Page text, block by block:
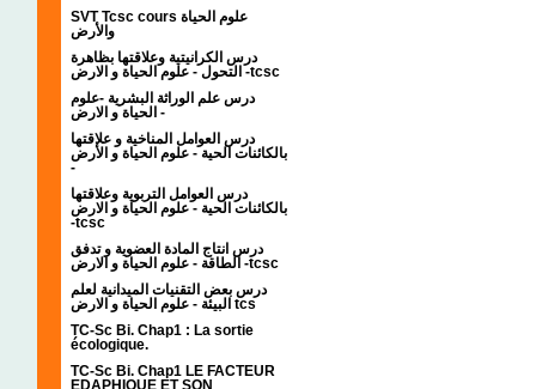
SVT Tcsc cours علوم الحياة
والأرض
درس الكرانيتية وعلاقتها بظاهرة
التحول - علوم الحياة و الارض -tcsc
درس علم الوراثة البشرية -علوم
الحياة و الارض -
درس العوامل المناخية و علاقتها
بالكائنات الحية - علوم الحياة و الأرض
-
درس العوامل التربوية وعلاقتها
بالكائنات الحية - علوم الحياة و الارض
-tcsc
درس انتاج المادة العضوية و تدفق
الطاقة - علوم الحياة و الارض -tcsc
درس بعض التقنيات الميدانية لعلم
البيئة - علوم الحياة و الارض tcs
TC-Sc Bi. Chap1 : La sortie
écologique.
TC-Sc Bi. Chap1 LE FACTEUR
EDAPHIQUE ET SON